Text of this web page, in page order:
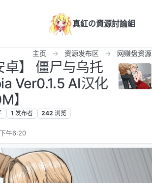
真紅の資源討論組
主页 资源发布区 网赚盘资源
卓】 僵尸与乌托
Ver0.1.5 AI汉化
】
1 发布者 242 浏览
午6:20